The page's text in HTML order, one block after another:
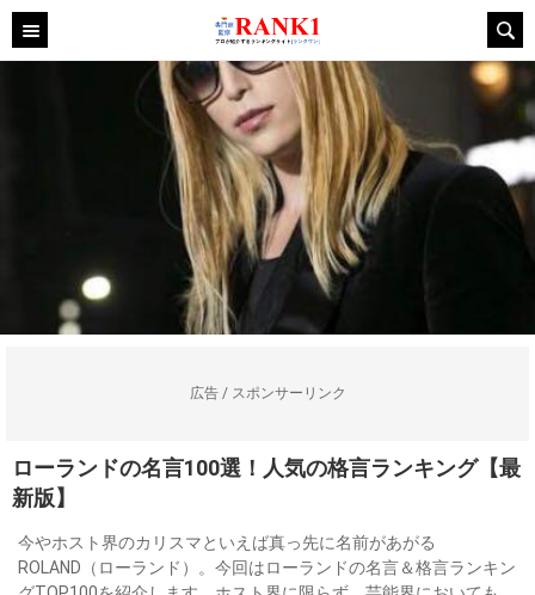
広告 / スポンサーリンク
ローランドの名言100選！人気の格言ランキング【最
新版】
今やホスト界のカリスマといえば真っ先に名前があがる
ROLAND（ローランド）。今回はローランドの名言＆格言ランキン